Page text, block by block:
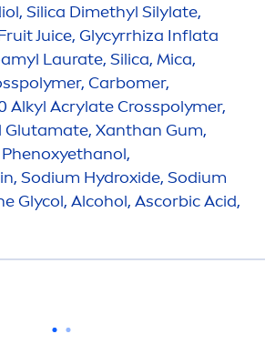
Silica Dimethyl Silylate,
Juice, Glycyrrhiza Inflata
Laurate, Silica, Mica,
Carbomer,
Alkyl Acrylate Crosspolymer,
Xanthan Gum,
Sodium Hydroxide, Sodium
Glycol, Alcohol, Ascorbic Acid,